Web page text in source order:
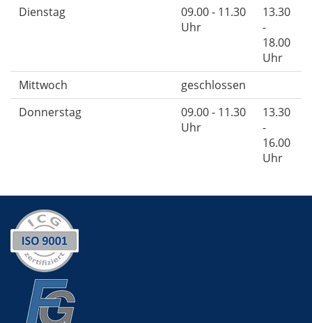
Dienstag
09.00 - 11.30
Uhr
13.30
-
18.00
Uhr
Mittwoch
geschlossen
Donnerstag
09.00 - 11.30
Uhr
13.30
-
16.00
Uhr